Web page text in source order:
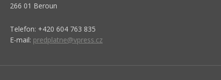
266 01 Beroun
Telefon: +420 604 763 835
E-mail: predplatne@vpress.cz